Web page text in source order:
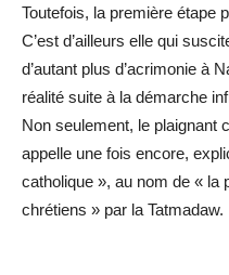
Toutefois, la première étape
C’est d’ailleurs elle qui
d’autant plus d’acrimonie à
réalité suite à la démarche
Non seulement, le plaignant
appelle une fois encore,
catholique », au nom de « la
chrétiens » par la Tatmadaw.